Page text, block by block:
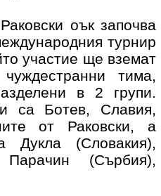
оък започва
турнир
участие ще вземат
тима,
в 2 групи.
са Ботев, Славия,
от Раковски, а
Дукла (Словакия),
(Сърбия),